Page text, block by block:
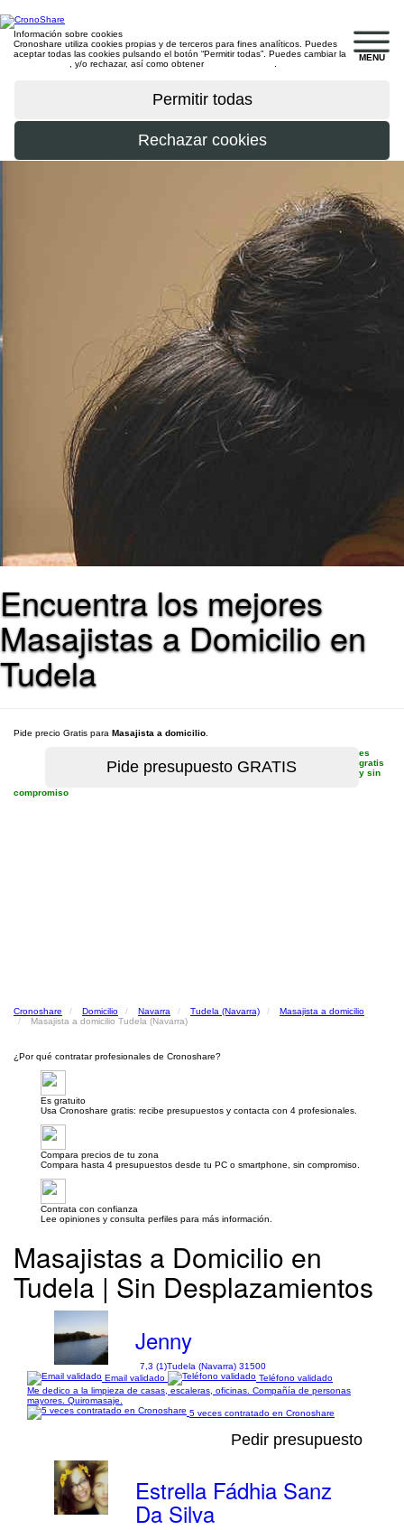
MENU
Información sobre cookies
Cronoshare utiliza cookies propias y de terceros para fines analíticos. Puedes
aceptar todas las cookies pulsando el botón “Permitir todas”. Puedes cambiar la
, y/o rechazar, así como obtener
Encuentra los mejores
Masajistas a Domicilio en
Tudela
Pide precio Gratis para Masajista a domicilio
es
gratis
y sin
compromiso
Cronoshare Domicilio Navarra Tudela (Navarra)
Masajista a domicilio
Masajista a domicilio Tudela (Navarra)
¿Por qué contratar profesionales de Cronoshare?
Es gratuito
Usa Cronoshare gratis: recibe presupuestos y contacta con 4 profesionales.
Compara precios de tu zona
Compara hasta 4 presupuestos desde tu PC o smartphone, sin compromiso.
Contrata con confianza
Lee opiniones y consulta perfiles para más información.
Masajistas a Domicilio en
Tudela | Sin Desplazamientos
Jenny
7,3 (1)Tudela (Navarra) 31500
Email validado
Teléfono validado
Me dedico a la limpieza de casas, escaleras, oficinas. Compañía de personas
mayores. Quiromasaje.
5 veces contratado en Cronoshare
Pedir presupuesto
Estrella Fádhia Sanz
Da Silva